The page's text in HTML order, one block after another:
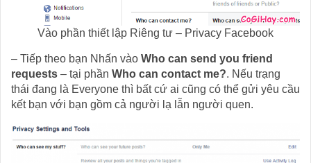
Vào phần thiết lập Riêng tư – Privacy Facebook
– Tiếp theo bạn Nhấn vào Who can send you friend
requests – tại phần Who can contact me?. Nếu trạng
thái đang là Everyone thì bất cứ ai cũng có thể gửi yêu cầu
kết bạn với bạn gồm cả người lạ lẫn người quen.